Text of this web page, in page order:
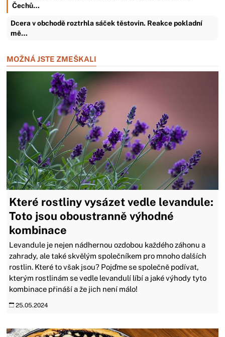
Čechů…
Dcera v obchodě roztrhla sáček těstovin. Reakce pokladní
mě…
MOŽNÁ JSTE ZMEŠKALI
Které rostliny vysázet vedle levandule:
Toto jsou oboustranně výhodné
kombinace
Levandule je nejen nádhernou ozdobou každého záhonu a
zahrady, ale také skvělým společníkem pro mnoho dalších
rostlin. Které to však jsou? Pojďme se společně podívat,
kterým rostlinám se vedle levandulí líbí a jaké výhody tyto
kombinace přináší a že jich není málo!
25.05.2024